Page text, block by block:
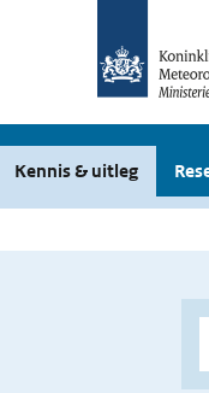
Kennis & uitleg